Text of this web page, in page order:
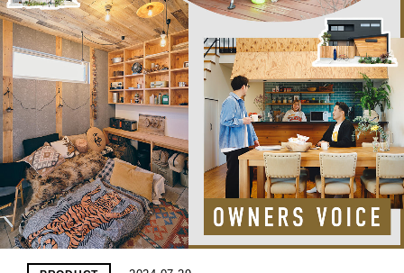
LL
HOUSE
LINE-
UP
PROJECT
WHAT’S
LIFE
LABEL